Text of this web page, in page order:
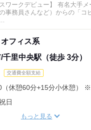
ワークデビュー】 有名大手メ
事務員さんなど）からの「コ
フィス系
里中央駅（徒歩 3分）
交通費全額支給
休憩60分+15分小休憩）
日
もっと見る